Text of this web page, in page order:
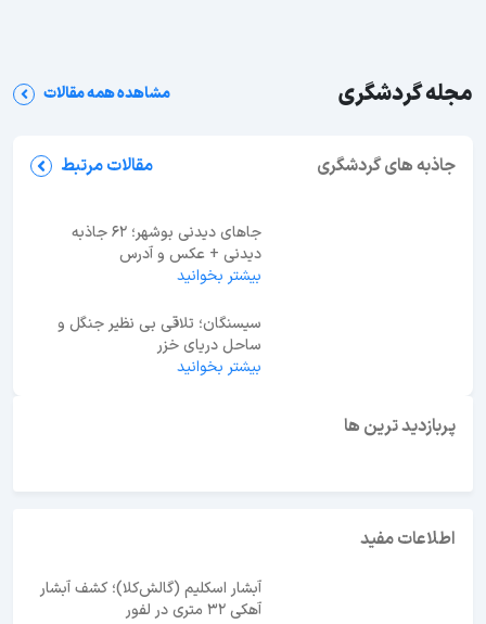
مجله گردشگری مشاهده همه مقالات
جاذبه های گردشگری مقالات مرتبط
بازدید
جاهای دیدنی بوشهر؛ 62 جاذبه
دیدنی + عکس و آدرس
بیشتر بخوانید
سیسنگان؛ تلاقی بی نظیر جنگل و
ساحل دریای خزر
بیشتر بخوانید
پربازدید ترین ها
امارات
اطلاعات مفید
آبشار اسکلیم (گالش‌کلا)؛ کشف آبشار
آهکی ۳۲ متری در لفور